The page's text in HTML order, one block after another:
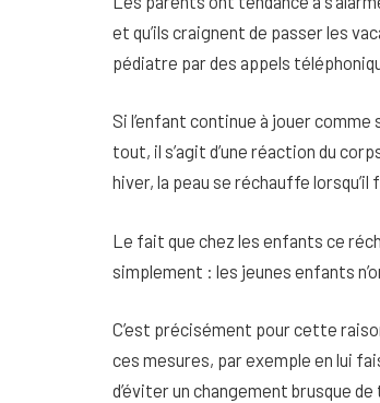
et qu’ils craignent de passer les
pédiatre par des appels
Si l’enfant continue à jouer comme
tout, il s’agit d’une réaction du
hiver, la peau se réchauffe lorsqu’il
Le fait que chez les enfants ce
simplement : les jeunes enfants
C’est précisément pour cette
ces mesures, par exemple en lui
d’éviter un changement brusque